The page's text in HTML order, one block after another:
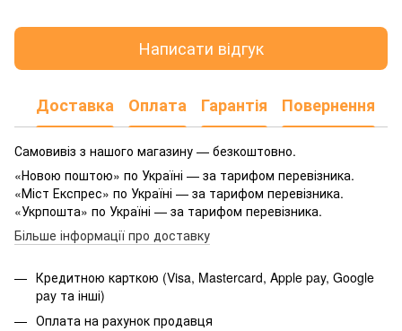
Написати відгук
Доставка Оплата Гарантія Повернення
Самовивіз з нашого магазину — безкоштовно.
«Новою поштою» по Україні — за тарифом перевізника.
«Міст Експрес» по Україні — за тарифом перевізника.
«Укрпошта» по Україні — за тарифом перевізника.
Більше інформації про доставку
Кредитною карткою (Visa, Mastercard, Apple pay, Google
pay та інші)
Оплата на рахунок продавця